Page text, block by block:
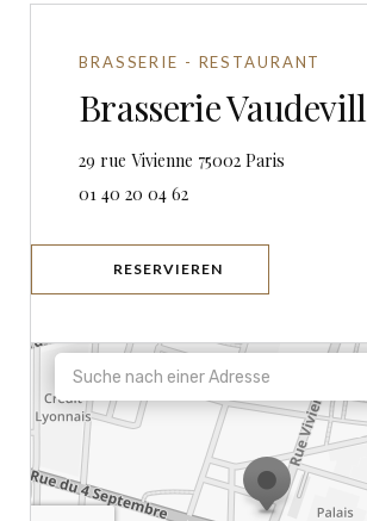
BRASSERIE - RESTAURANT
Brasserie
29 rue Vivienne 75002 Paris
01 40 20 04 62
RESERVIEREN